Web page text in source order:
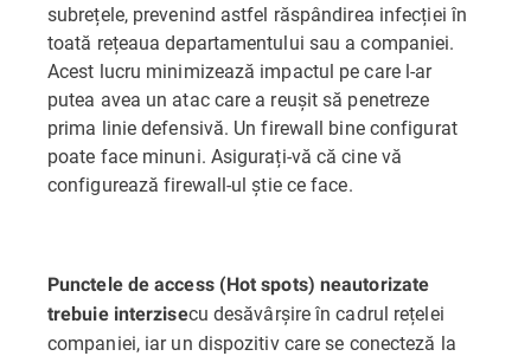
subrețele, prevenind astfel răspândirea infecției în
toată rețeaua departamentului sau a companiei.
Acest lucru minimizează impactul pe care l-ar
putea avea un atac care a reușit să penetreze
prima linie defensivă. Un firewall bine configurat
poate face minuni. Asigurați-vă că cine vă
configurează firewall-ul știe ce face.
Punctele de access (Hot spots) neautorizate
trebuie interzisecu desăvârșire în cadrul rețelei
companiei, iar un dispozitiv care se conecteză la